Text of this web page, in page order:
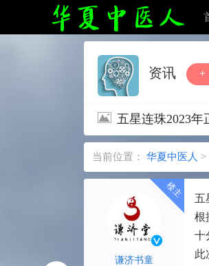
资讯
五星连珠2023
当前位置： 华夏中医人 >
谦济书童
五
根
十
此